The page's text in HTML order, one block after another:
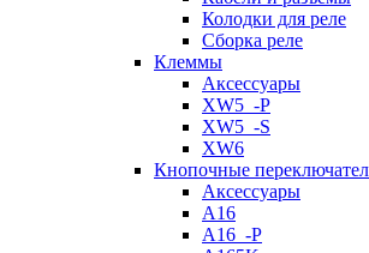
Колодки для реле
Сборка реле
Клеммы
Аксессуары
XW5_-P
XW5_-S
XW6
Кнопочные
Аксессуары
A16
A16_-P